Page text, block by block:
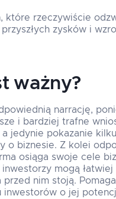
które rzeczywiście
zysków i
ważny?
narrację,
i bardziej trafne
jedynie pokazanie
o biznesie. Z kolei
osiąga swoje cele
mogą łatwiej
nim stoją.
o jej